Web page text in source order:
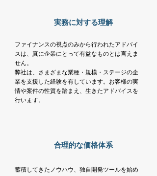
​実務に対する理解
ファイナンスの視点のみから行われたアドバイ
スは、真に企業にとって有益なものとは言えま
せん。
弊社は、さまざまな業種・規模・ステージの企
業を支援した経験を有しています。お客様の実
情や案件の性質を踏まえ、生きたアドバイスを
行います。
合理的な価格体系
蓄積してきたノウハウ、独自開発ツールを始め